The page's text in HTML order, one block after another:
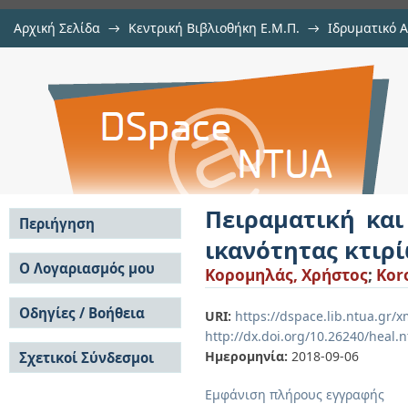
Αρχική Σελίδα → Κεντρική Βιβλιοθήκη Ε.Μ.Π. → Ιδρυματικό
Πειραματική και αριθμητική
Pilotis
Πειραματική
ικανότητας
Κορομηλάς, Χρήστος;
URI: https://dspace.lib.ntua.gr/
http://dx.doi.org/10.26240/
Ημερομηνία: 2018-09-06
Εμφάνιση πλήρους εγγραφής
Περιήγηση
Σε όλο το DSpace
Κοινότητες & Συλλογές
Ανά Ημερομηνία
Έκδοσης
Συγγραφείς
Τίτλοι
Θέματα
Ο Λογαριασμός μου
Σύνδεση
Εγγραφή
Οδηγίες / Βοήθεια
Οδηγίες Υποβολής
Οδηγίες Χρήσης ΙΑ
Συχνές Ερωτήσεις
Σχετικοί Σύνδεσμοι